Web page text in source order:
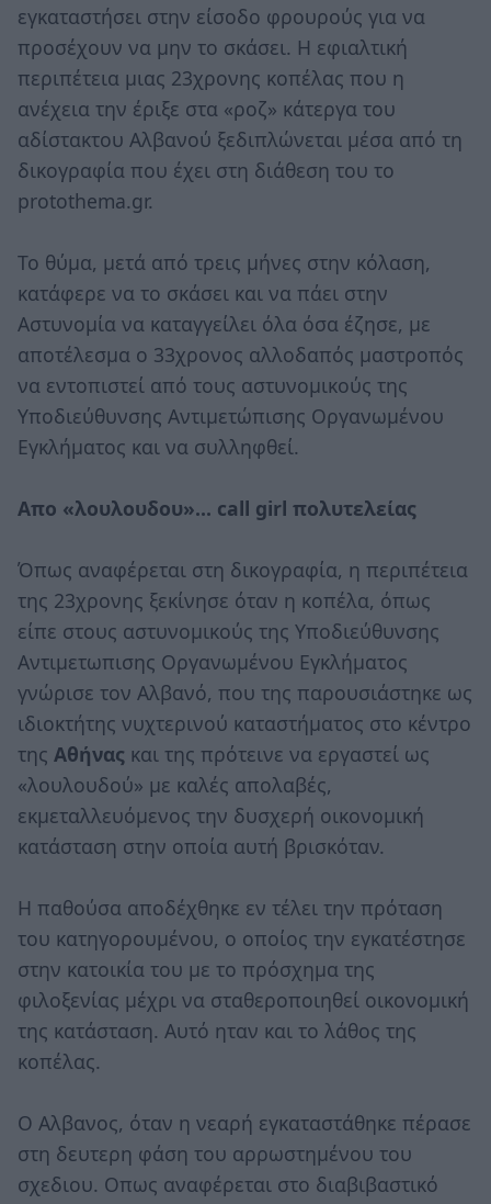
εγκαταστήσει στην είσοδο φρουρούς για να
προσέχουν να μην το σκάσει. Η εφιαλτική
περιπέτεια μιας 23χρονης κοπέλας που η
ανέχεια την έριξε στα «ροζ» κάτεργα του
αδίστακτου Αλβανού ξεδιπλώνεται μέσα από τη
δικογραφία που έχει στη διάθεση του το
protothema.gr.
Το θύμα, μετά από τρεις μήνες στην κόλαση,
κατάφερε να το σκάσει και να πάει στην
Αστυνομία να καταγγείλει όλα όσα έζησε, με
αποτέλεσμα ο 33χρονος αλλοδαπός μαστροπός
να εντοπιστεί από τους αστυνομικούς της
Υποδιεύθυνσης Αντιμετώπισης Οργανωμένου
Εγκλήματος και να συλληφθεί.
Απο «λουλουδου»... call girl πολυτελείας
Όπως αναφέρεται στη δικογραφία, η περιπέτεια
της 23χρονης ξεκίνησε όταν η κοπέλα, όπως
είπε στους αστυνομικούς της Υποδιεύθυνσης
Αντιμετωπισης Οργανωμένου Εγκλήματος
γνώρισε τον Αλβανό, που της παρουσιάστηκε ως
ιδιοκτήτης νυχτερινού καταστήματος στο κέντρο
της Αθήνας και της πρότεινε να εργαστεί ως
«λουλουδού» με καλές απολαβές,
εκμεταλλευόμενος την δυσχερή οικονομική
κατάσταση στην οποία αυτή βρισκόταν.
Η παθούσα αποδέχθηκε εν τέλει την πρόταση
του κατηγορουμένου, ο οποίος την εγκατέστησε
στην κατοικία του με το πρόσχημα της
φιλοξενίας μέχρι να σταθεροποιηθεί οικονομική
της κατάσταση. Αυτό ηταν και το λάθος της
κοπέλας.
Ο Αλβανος, όταν η νεαρή εγκαταστάθηκε πέρασε
στη δευτερη φάση του αρρωστημένου του
σχεδιου. Οπως αναφέρεται στο διαβιβαστικό